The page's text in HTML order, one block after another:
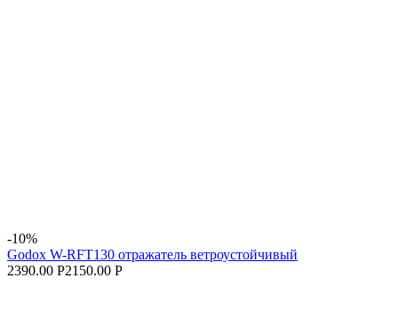
-10%
Godox W-RFT130 отражатель ветроустойчивый
2390.00 Р2150.00 Р